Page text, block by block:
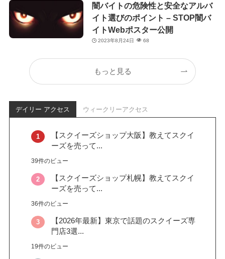
闇バイトの危険性と安全なアルバ
イト選びのポイント – STOP闇バ
イトWebポスター公開
2023年8月24日 68
もっと見る
デイリー アクセス ウィークリーアクセス
【スクイーズショップ大阪】教えてスクイ
ーズを売って...
39件のビュー
【スクイーズショップ札幌】教えてスクイ
ーズを売って...
36件のビュー
【2026年最新】東京で話題のスクイーズ専
門店3選...
19件のビュー